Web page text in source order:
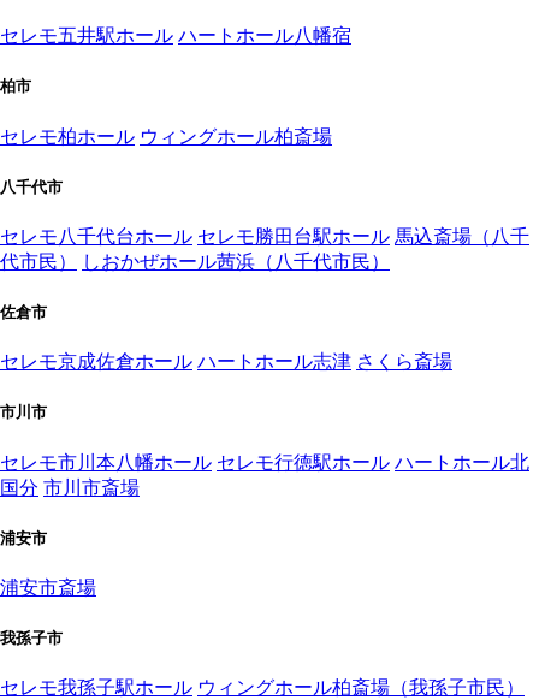
セレモ五井駅ホール ハートホール八幡宿
柏市
セレモ柏ホール ウィングホール柏斎場
八千代市
セレモ八千代台ホール セレモ勝田台駅ホール 馬込斎場（八千
代市民）
しおかぜホール茜浜（八千代市民）
佐倉市
セレモ京成佐倉ホール ハートホール志津 さくら斎場
市川市
セレモ市川本八幡ホール セレモ行徳駅ホール ハートホール北
国分 市川市斎場
浦安市
浦安市斎場
我孫子市
セレモ我孫子駅ホール ウィングホール柏斎場（我孫子市民）